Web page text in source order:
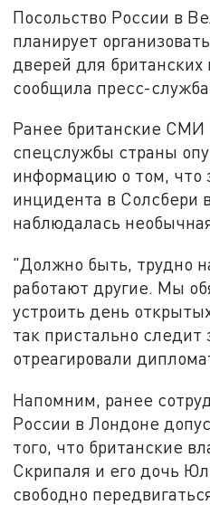
Посольство России в
планирует
дверей для
сообщила пресс-
Ранее британские СМИ
спецслужбы страны
информацию о том, что
инцидента в Солсбери
наблюдалась
"Должно быть, трудно
работают другие. Мы
устроить день
так пристально
отреагировали
Напомним, ранее
России в Лондоне
того, что британские
Скрипаля и его дочь
свободно